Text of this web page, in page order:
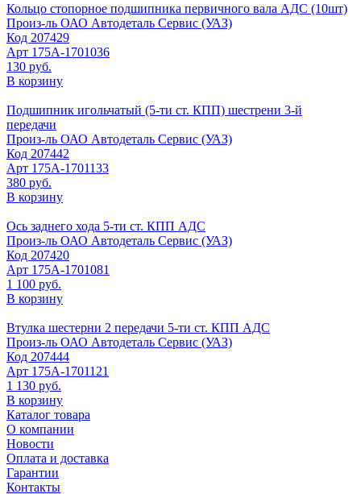
Кольцо стопорное подшипника первичного вала АДС (10шт)
Произ-ль ОАО Автодеталь Сервис (УАЗ)
Код 207429
Арт 175А-1701036
130 руб.
В корзину
Подшипник игольчатый (5-ти ст. КПП) шестрени 3-й
передачи
Произ-ль ОАО Автодеталь Сервис (УАЗ)
Код 207442
Арт 175А-1701133
380 руб.
В корзину
Ось заднего хода 5-ти ст. КПП АДС
Произ-ль ОАО Автодеталь Сервис (УАЗ)
Код 207420
Арт 175А-1701081
1 100 руб.
В корзину
Втулка шестерни 2 передачи 5-ти ст. КПП АДС
Произ-ль ОАО Автодеталь Сервис (УАЗ)
Код 207444
Арт 175А-1701121
1 130 руб.
В корзину
Каталог товара
О компании
Новости
Оплата и доставка
Гарантии
Контакты